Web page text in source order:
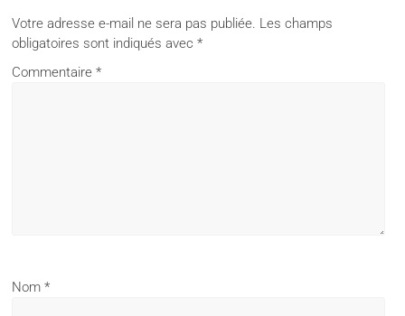
Votre adresse e-mail ne sera pas publiée. Les champs
obligatoires sont indiqués avec*
Commentaire*
Nom*